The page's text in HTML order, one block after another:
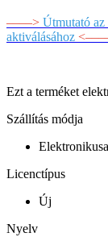
––––> Útmutató az
aktiválásához
Ezt a terméket
Szállítás módja
Licenctípus
Új
Nyelv